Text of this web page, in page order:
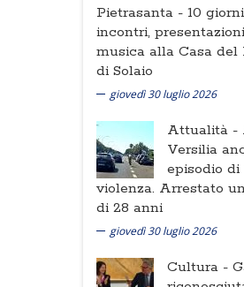
Pietrasanta - 10
incontri,
musica alla Casa del
di Solaio
giovedì 30 luglio 2026
Attualità -
Versilia
episodio
violenza. Arrestato
di 28 anni
giovedì 30 luglio 2026
Cultura -